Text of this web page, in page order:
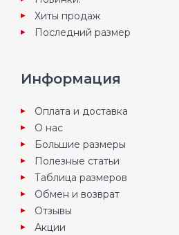
Хиты продаж
Последний размер
Информация
Оплата и доставка
О нас
Большие размеры
Полезные статьи
Таблица размеров
Обмен и возврат
Отзывы
Акции